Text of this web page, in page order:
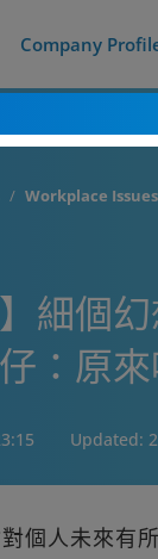
Company
Workplace Issues
】細個
：原
Updated:
個人未來有